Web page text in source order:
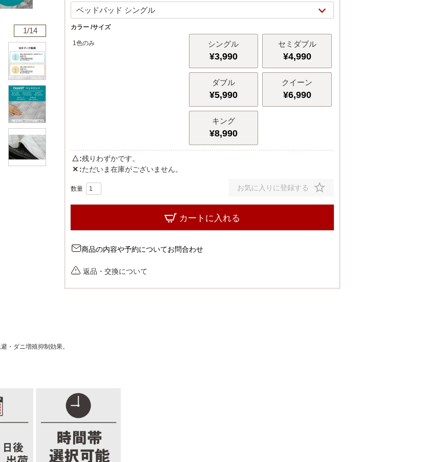
1/14
2/14
カラー サイズ
1色のみ シングル
¥3,990
セミダブル
¥4,990
ダブル
¥5,990
クイーン
¥6,990
キング
¥8,990
△ 残りわずかです。
✕ ただいま在庫がございません。
お気に入りに登録する
カートに入れる
商品の内容や予約についてお問合わせ
返品・交換について
・ダニ増殖抑制効果。